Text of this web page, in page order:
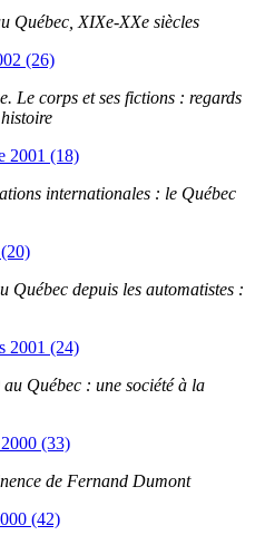
Québec, XIXe-XXe siècles
(26)
Le corps et ses fictions : regards
2001 (18)
internationales : le Québec
Québec depuis les automatistes :
2001 (24)
au Québec : une société à la
(33)
de Fernand Dumont
(42)